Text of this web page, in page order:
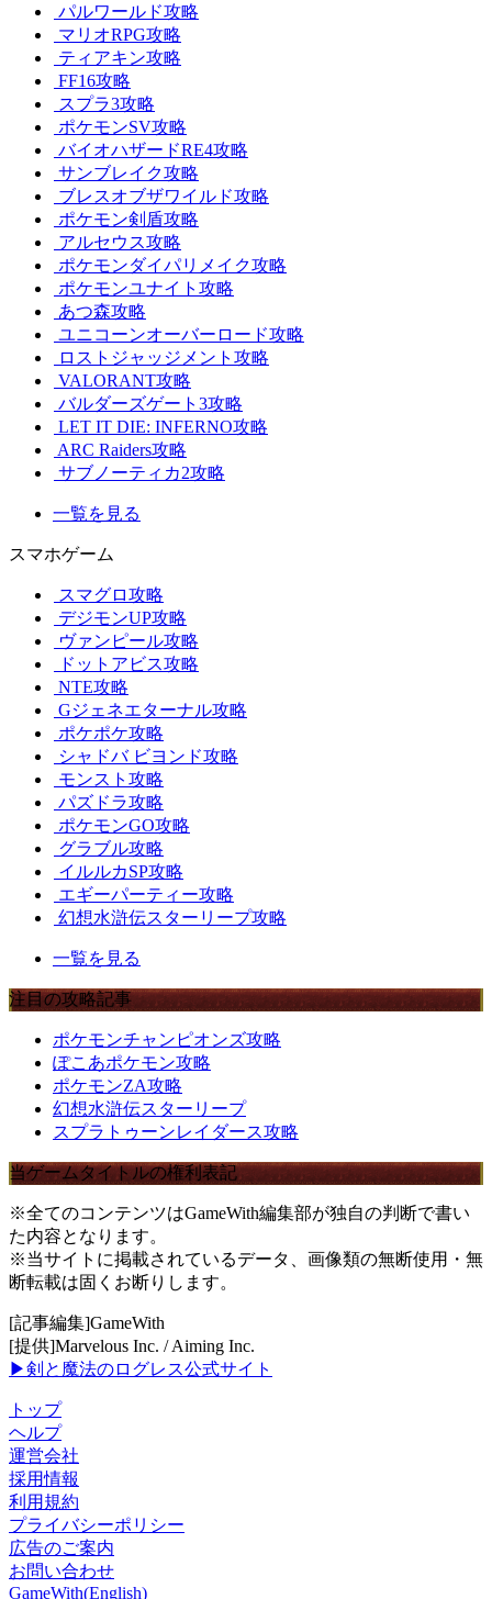
パルワールド攻略
マリオRPG攻略
ティアキン攻略
FF16攻略
スプラ3攻略
ポケモンSV攻略
バイオハザードRE4攻略
サンブレイク攻略
ブレスオブザワイルド攻略
ポケモン剣盾攻略
アルセウス攻略
ポケモンダイパリメイク攻略
ポケモンユナイト攻略
あつ森攻略
ユニコーンオーバーロード攻略
ロストジャッジメント攻略
VALORANT攻略
バルダーズゲート3攻略
LET IT DIE: INFERNO攻略
ARC Raiders攻略
サブノーティカ2攻略
一覧を見る
スマホゲーム
スマグロ攻略
デジモンUP攻略
ヴァンピール攻略
ドットアビス攻略
NTE攻略
Gジェネエターナル攻略
ポケポケ攻略
シャドバ ビヨンド攻略
モンスト攻略
パズドラ攻略
ポケモンGO攻略
グラブル攻略
イルルカSP攻略
エギーパーティー攻略
幻想水滸伝スターリープ攻略
一覧を見る
注目の攻略記事
ポケモンチャンピオンズ攻略
ぽこあポケモン攻略
ポケモンZA攻略
幻想水滸伝スターリープ
スプラトゥーンレイダース攻略
当ゲームタイトルの権利表記
※全てのコンテンツはGameWith編集部が独自の判断で書い
た内容となります。
※当サイトに掲載されているデータ、画像類の無断使用・無
断転載は固くお断りします。
[記事編集]GameWith
[提供]Marvelous Inc. / Aiming Inc.
▶剣と魔法のログレス公式サイト
トップ
ヘルプ
運営会社
採用情報
利用規約
プライバシーポリシー
広告のご案内
お問い合わせ
GameWith(English)